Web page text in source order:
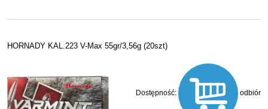
HORNADY KAL.223 V-Max 55gr/3,56g (20szt)
Dostępność: odbiór